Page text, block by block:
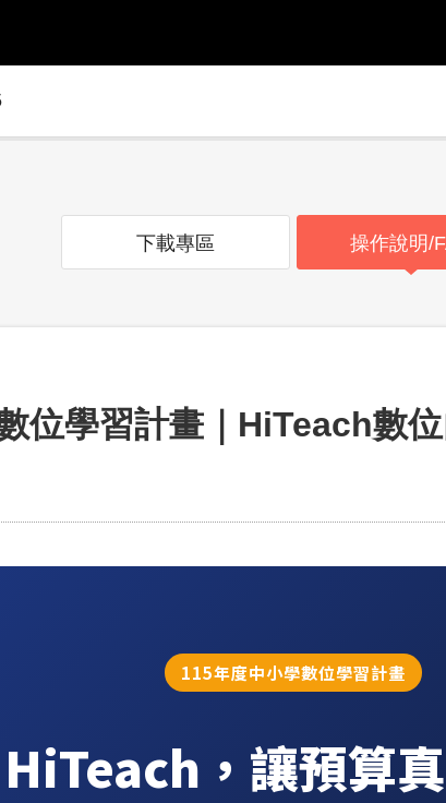
下載專區 操作說明/
位學習計畫｜HiTeach數
115年度中小學數位學習計畫
，讓預算